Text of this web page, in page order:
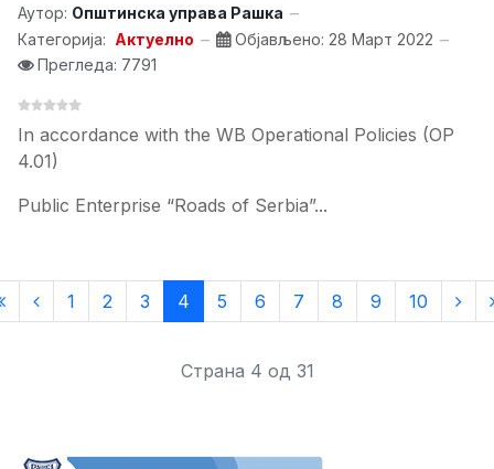
Аутор: Општинска управа Рашка
Категорија: Актуелно
Објављено: 28 Март 2022
Прегледа: 7791
In accordance with the WB Operational Policies (OP
4.01)
Public Enterprise “Roads of Serbia”...
1 2 3 4 5 6 7 8 9 10
Страна 4 од 31